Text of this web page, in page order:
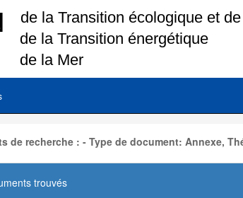
de recherche : - Type de document: Annexe,
trouvés